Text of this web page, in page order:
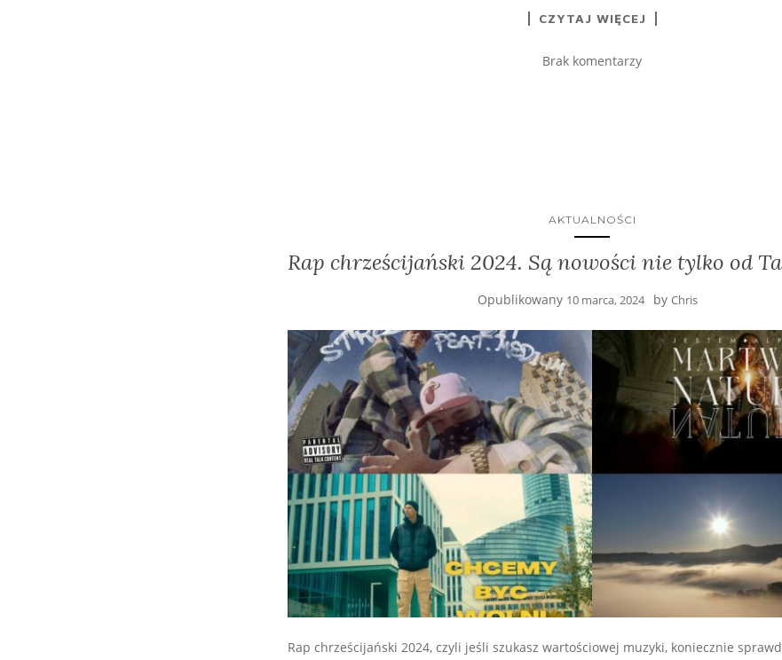
CZYTAJ WIĘCEJ
Brak komentarzy
AKTUALNOŚCI
Rap chrześcijański 2024. Są nowości nie tylko od
Opublikowany 10 marca, 2024 by Chris
Rap chrześcijański 2024, czyli jeśli szukasz wartościowej muzyki, koniecznie